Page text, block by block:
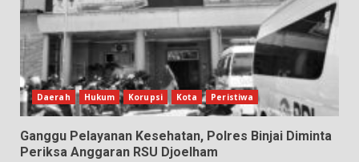
Daerah Hukum Korupsi Kota Peristiwa
Ganggu Pelayanan Kesehatan, Polres Binjai Diminta
Periksa Anggaran RSU Djoelham